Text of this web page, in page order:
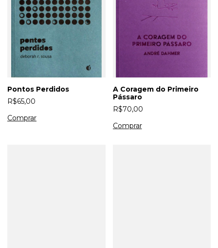
Pontos Perdidos
R$65,00
A Coragem do Primeiro
Pássaro
R$70,00